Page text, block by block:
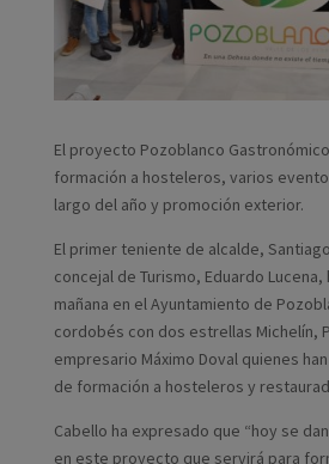
El proyecto Pozoblanco
formación a hosteleros, varios
largo del año y promoción exterior.
El primer teniente de alcalde,
concejal de Turismo, Eduardo
mañana en el Ayuntamiento de
cordobés con dos estrellas Michelín,
empresario Máximo Doval quienes
de formación a hosteleros y
Cabello ha expresado que “hoy se
en este proyecto que servirá para